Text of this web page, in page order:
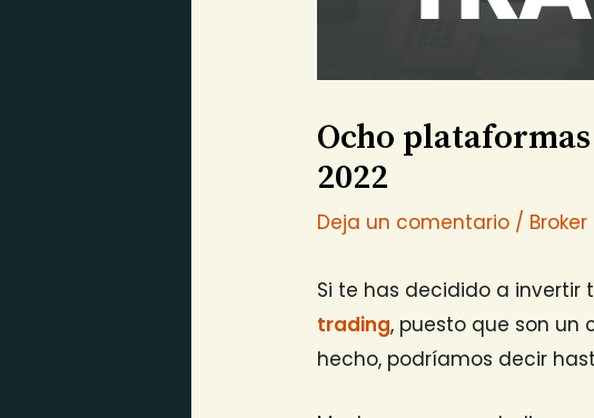
Ocho
2022
Deja un comentario / Broker
Si te has decidido a invertir
trading, puesto que son un
hecho, podríamos decir